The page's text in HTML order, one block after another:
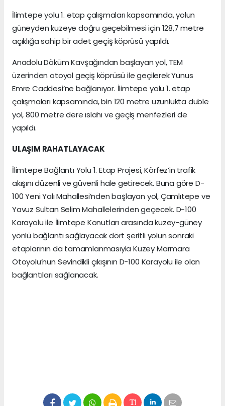
İlimtepe yolu 1. etap çalışmaları kapsamında, yolun
güneyden kuzeye doğru geçebilmesi için 128,7 metre
açıklığa sahip bir adet geçiş köprüsü yapıldı.
Anadolu Döküm Kavşağından başlayan yol, TEM
üzerinden otoyol geçiş köprüsü ile geçilerek Yunus
Emre Caddesi’ne bağlanıyor. İlimtepe yolu 1. etap
çalışmaları kapsamında, bin 120 metre uzunlukta duble
yol, 800 metre dere ıslahı ve geçiş menfezleri de
yapıldı.
ULAŞIM RAHATLAYACAK
İlimtepe Bağlantı Yolu 1. Etap Projesi, Körfez’in trafik
akışını düzenli ve güvenli hale getirecek. Buna göre D-
100 Yeni Yalı Mahallesi’nden başlayan yol, Çamlıtepe ve
Yavuz Sultan Selim Mahallelerinden geçecek. D-100
Karayolu ile İlimtepe Konutları arasında kuzey-güney
yönlü bağlantı sağlayacak dört şeritli yolun sonraki
etaplarının da tamamlanmasıyla Kuzey Marmara
Otoyolu’nun Sevindikli çıkışının D-100 Karayolu ile olan
bağlantıları sağlanacak.